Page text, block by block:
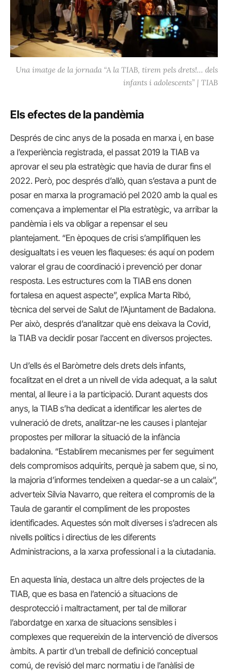
Una imatge de la jornada “A la TIAB, tirem pels drets!… dels
infants i adolescents” | TIAB
Els efectes de la pandèmia
Després de cinc anys de la posada en marxa i, en base
a l’experiència registrada, el passat 2019 la TIAB va
aprovar el seu pla estratègic que havia de durar fins el
2022. Però, poc després d’allò, quan s’estava a punt de
posar en marxa la programació pel 2020 amb la qual es
començava a implementar el Pla estratègic, va arribar la
pandèmia i els va obligar a repensar el seu
plantejament. “En èpoques de crisi s’amplifiquen les
desigualtats i es veuen les flaqueses: és aquí on podem
valorar el grau de coordinació i prevenció per donar
resposta. Les estructures com la TIAB ens donen
fortalesa en aquest aspecte”, explica Marta Ribó,
tècnica del servei de Salut de l’Ajuntament de Badalona.
Per això, després d’analitzar què ens deixava la Covid,
la TIAB va decidir posar l’accent en diversos projectes.
Un d’ells és el Baròmetre dels drets dels infants,
focalitzat en el dret a un nivell de vida adequat, a la salut
mental, al lleure i a la participació. Durant aquests dos
anys, la TIAB s’ha dedicat a identificar les alertes de
vulneració de drets, analitzar-ne les causes i plantejar
propostes per millorar la situació de la infància
badalonina. “Establirem mecanismes per fer seguiment
dels compromisos adquirits, perquè ja sabem que, si no,
la majoria d’informes tendeixen a quedar-se a un calaix”,
adverteix Sílvia Navarro, que reitera el compromís de la
Taula de garantir el compliment de les propostes
identificades. Aquestes són molt diverses i s’adrecen als
nivells polítics i directius de les diferents
Administracions, a la xarxa professional i a la ciutadania.
En aquesta línia, destaca un altre dels projectes de la
TIAB, que es basa en l’atenció a situacions de
desprotecció i maltractament, per tal de millorar
l’abordatge en xarxa de situacions sensibles i
complexes que requereixin de la intervenció de diversos
àmbits. A partir d’un treball de definició conceptual
comú, de revisió del marc normatiu i de l’anàlisi de